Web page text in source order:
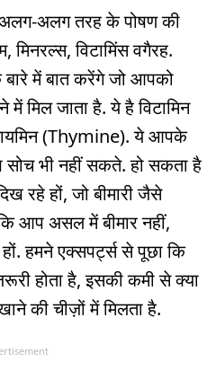
अलग-अलग तरह के पोषण की
विटामिंस वगैरह.
में बात करेंगे जो आपको
मिल जाता है. ये है विटामिन
(Thymine). ये आपके
भी नहीं सकते. हो सकता है
रहे हों, जो बीमारी जैसे
आप असल में बीमार नहीं,
हमने एक्सपर्ट्स से पूछा कि
होता है, इसकी कमी से क्या
की चीज़ों में मिलता है.